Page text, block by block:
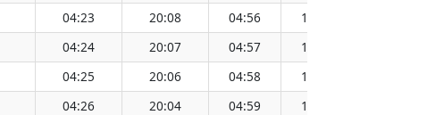
04:23 20:08 04:56 19:35
04:24 20:07 04:57 19:34
04:25 20:06 04:58 19:33
04:26 20:04 04:59 19:32